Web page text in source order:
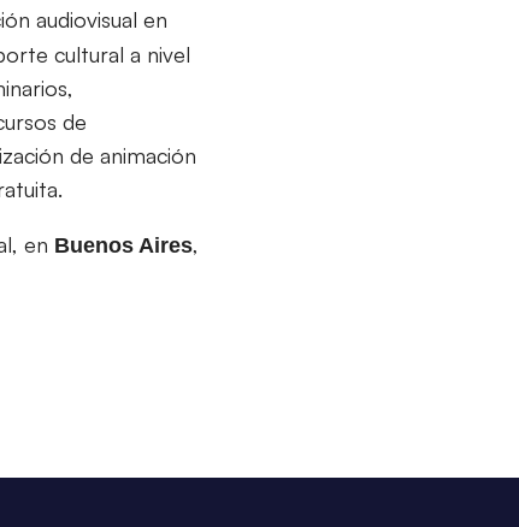
audiovisual en
cultural a nivel
de
de animación
en Buenos Aires,